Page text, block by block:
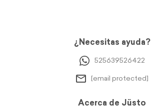
¿Necesitas ayuda?
525639526422
[email protected]
Acerca de Jüsto